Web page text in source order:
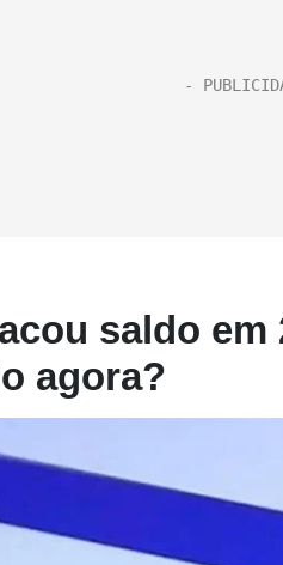
saldo em
agora?